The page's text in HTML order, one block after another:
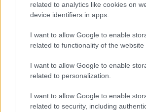
related to analytics like cookies on
device identifiers in apps.
I want to allow Google to enable
related to functionality of the website
I want to allow Google to enable
related to personalization.
I want to allow Google to enable
related to security, including